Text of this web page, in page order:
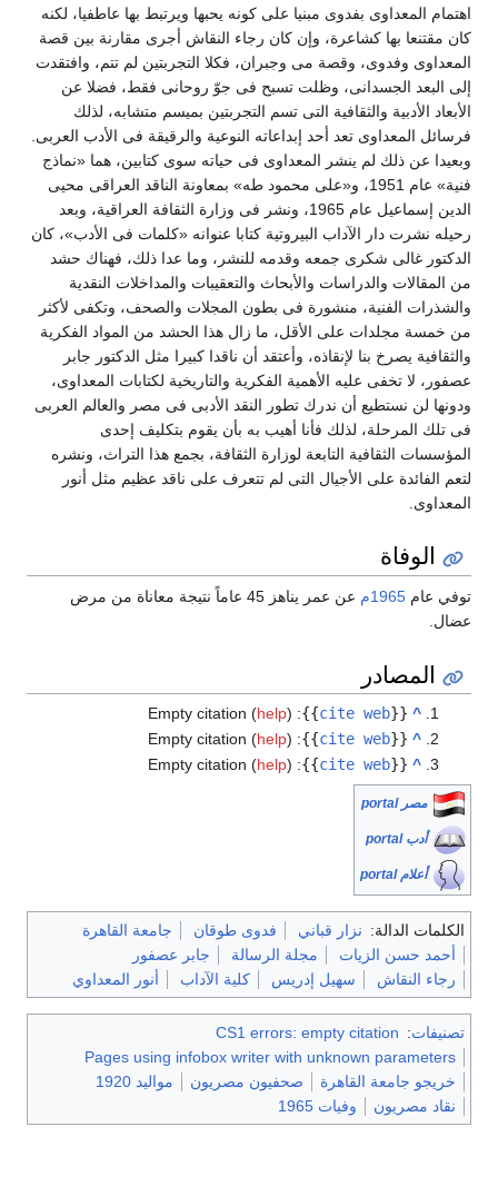
اهتمام المعداوى بفدوى مبنيا على كونه يحبها ويرتبط بها عاطفيا، لكنه
كان مقتنعا بها كشاعرة، وإن كان رجاء النقاش أجرى مقارنة بين قصة
المعداوى وفدوى، وقصة مى وجبران، فكلا التجربتين لم تتم، وافتقدت
إلى البعد الجسدانى، وظلت تسبح فى جوّ روحانى فقط، فضلا عن
الأبعاد الأدبية والثقافية التى تسم التجربتين بميسم متشابه، لذلك
فرسائل المعداوى تعد أحد إبداعاته النوعية والرقيقة فى الأدب العربى.
وبعيدا عن ذلك لم ينشر المعداوى فى حياته سوى كتابين، هما «نماذج
فنية» عام 1951، و«على محمود طه» بمعاونة الناقد العراقى محيى
الدين إسماعيل عام 1965، ونشر فى وزارة الثقافة العراقية، وبعد
رحيله نشرت دار الآداب البيروتية كتابا عنوانه «كلمات فى الأدب»، كان
الدكتور غالى شكرى جمعه وقدمه للنشر، وما عدا ذلك، فهناك حشد
من المقالات والدراسات والأبحاث والتعقيبات والمداخلات النقدية
والشذرات الفنية، منشورة فى بطون المجلات والصحف، وتكفى لأكثر
من خمسة مجلدات على الأقل، ما زال هذا الحشد من المواد الفكرية
والثقافية يصرخ بنا لإنقاذه، وأعتقد أن ناقدا كبيرا مثل الدكتور جابر
عصفور، لا تخفى عليه الأهمية الفكرية والتاريخية لكتابات المعداوى،
ودونها لن نستطيع أن ندرك تطور النقد الأدبى فى مصر والعالم العربى
فى تلك المرحلة، لذلك فأنا أهيب به بأن يقوم بتكليف إحدى
المؤسسات الثقافية التابعة لوزارة الثقافة، بجمع هذا التراث، ونشره
لتعم الفائدة على الأجيال التى لم تتعرف على ناقد عظيم مثل أنور
المعداوى.
الوفاة
توفي عام 1965م
عن عمر يناهز 45 عاماً نتيجة معاناة من مرض
عضال.
المصادر
^
{{
cite web
}}
:
Empty citation (help)
^
{{
cite web
}}
:
Empty citation (help)
^
{{
cite web
}}
:
Empty citation (help)
مصر portal
أدب portal
أعلام portal
الكلمات الدالة: نزار قباني فدوى طوقان
جامعة القاهرة
أحمد حسن الزيات
مجلة الرسالة
جابر عصفور
رجاء النقاش
سهيل إدريس كلية الآداب أنور المعداوي
تصنيفات:
CS1 errors: empty citation
Pages using infobox writer with unknown parameters
خريجو جامعة القاهرة
صحفيون مصريون
مواليد 1920
نقاد مصريون
وفيات 1965